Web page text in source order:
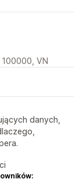
VN
danych,